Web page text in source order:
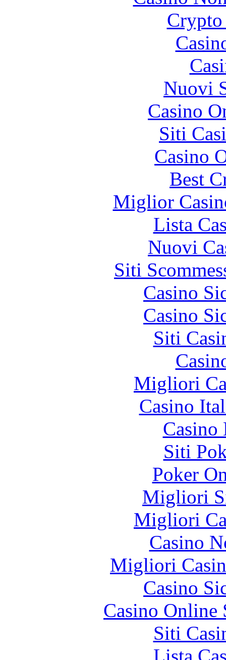
Nuovi
Casino
Siti
Casino
Best
Miglior
Lista
Nuovi
Siti
Casino
Casino
Siti
Migliori
Casino
Siti
Poker
Migliori
Migliori
Casino
Migliori
Casino
Casino
Siti
Lista